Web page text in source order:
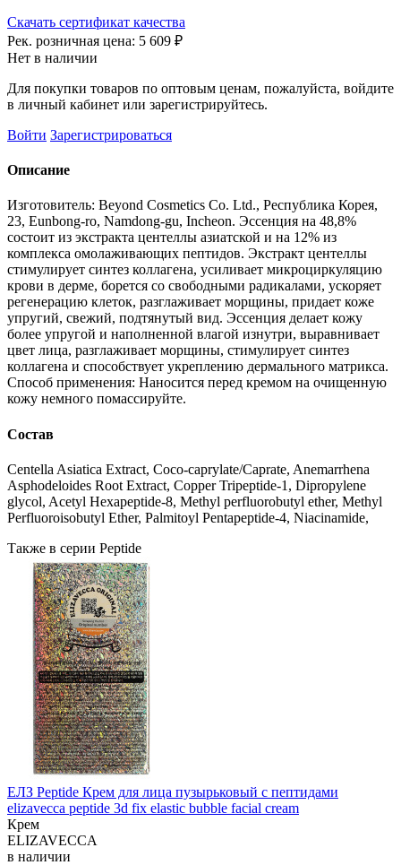
Скачать сертификат качества
Рек. розничная цена: 5 609 ₽
Нет в наличии
Для покупки товаров по оптовым ценам, пожалуйста, войдите
в личный кабинет или зарегистрируйтесь.
Войти Зарегистрироваться
Описание
Изготовитель: Beyond Cosmetics Co. Ltd., Республика Корея,
23, Eunbong-ro, Namdong-gu, Incheon. Эссенция на 48,8%
состоит из экстракта центеллы азиатской и на 12% из
комплекса омолаживающих пептидов. Экстракт центеллы
стимулирует синтез коллагена, усиливает микроциркуляцию
крови в дерме, борется со свободными радикалами, ускоряет
регенерацию клеток, разглаживает морщины, придает коже
упругий, свежий, подтянутый вид. Эссенция делает кожу
более упругой и наполненной влагой изнутри, выравнивает
цвет лица, разглаживает морщины, стимулирует синтез
коллагена и способствует укреплению дермального матрикса.
Способ применения: Наносится перед кремом на очищенную
кожу немного помассируйте.
Состав
Centella Asiatica Extract, Coco-caprylate/Caprate, Anemarrhena
Asphodeloides Root Extract, Copper Tripeptide-1, Dipropylene
glycol, Acetyl Hexapeptide-8, Methyl perfluorobutyl ether, Methyl
Perfluoroisobutyl Ether, Palmitoyl Pentapeptide-4, Niacinamide,
Также в серии Peptide
ЕЛЗ Peptide Крем для лица пузырьковый с пептидами
elizavecca peptide 3d fix elastic bubble facial cream
Крем
ELIZAVECCA
в наличии